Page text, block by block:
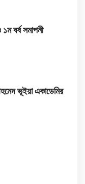
বর্ষ সমাপনী
ভূইয়া একাডেমির